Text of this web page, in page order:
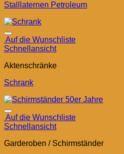
Stalllaternen Petroleum
Auf die Wunschliste
Schnellansicht
Aktenschränke
Schrank
Auf die Wunschliste
Schnellansicht
Garderoben / Schirmständer